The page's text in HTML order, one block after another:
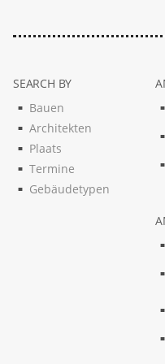
SEARCH BY
Bauen
Architekten
Plaats
Termine
Gebäudetypen